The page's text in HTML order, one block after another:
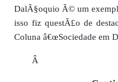
DalÃ§oquio Ã© um
isso fiz questÃ£o de
Coluna â€œSociedade em
Â